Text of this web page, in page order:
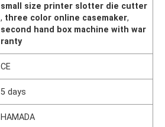
small size printer slotter die cutter
, three color online casemaker,
second hand box machine with war
ranty
CE
5 days
HAMADA